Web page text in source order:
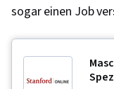
sogar einen Job